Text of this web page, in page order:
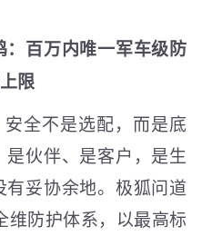
百万内唯一军车级防
限
全不是选配，而是底
伙伴、是客户，是生
妥协余地。极狐问道
维防护体系，以最高标